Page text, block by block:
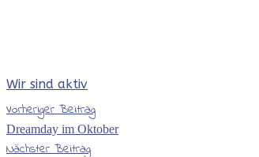
Wir sind aktiv
Vorheriger Beitrag
Dreamday im Oktober
Nächster Beitrag